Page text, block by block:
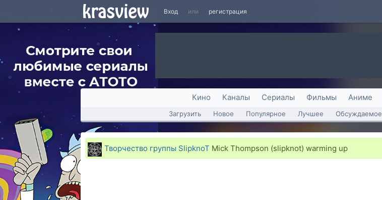
Вход или регистрация
Кино Каналы Сериалы Фильмы Аниме
Загрузить Новое Популярное Лучшее Обсуждаемое
Творчество группы SlipknoT Mick Thompson (slipknot) warming up